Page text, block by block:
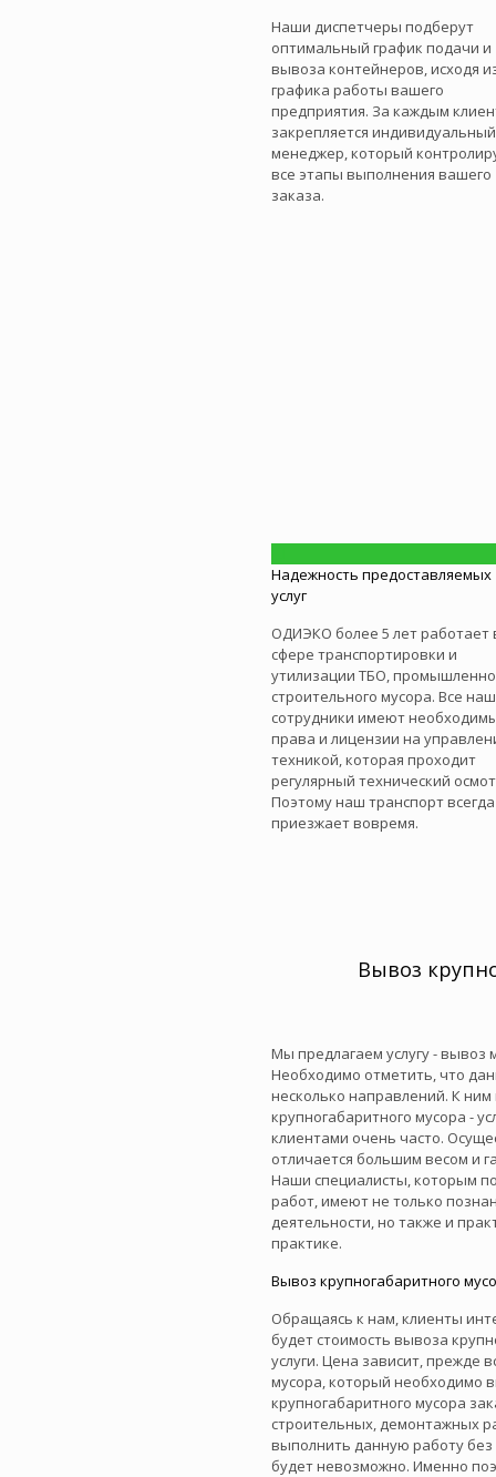
Наши диспетчеры подберут
оптимальный график подачи и
вывоза контейнеров, исходя
графика работы вашего
предприятия. За каждым
закрепляется индивидуальный
менеджер, который
все этапы выполнения вашего
заказа.
Надежность предоставляемых
услуг
ОДИЭКО более 5 лет работает
сфере транспортировки и
утилизации ТБО,
строительного мусора. Все
сотрудники имеют
права и лицензии на
техникой, которая проходит
регулярный технический
Поэтому наш транспорт всегда
приезжает вовремя.
Вывоз
Мы предлагаем услугу -
Необходимо отметить, что
несколько направлений. К
крупногабаритного мусора -
клиентами очень часто.
отличается большим весом и
Наши специалисты, которым
работ, имеют не только
деятельности, но также и
практике.
Вывоз крупногабаритного
Обращаясь к нам, клиенты
будет стоимость вывоза
услуги. Цена зависит, прежде
мусора, который необходимо
крупногабаритного мусора
строительных, демонтажных
выполнить данную работу
будет невозможно. Именно